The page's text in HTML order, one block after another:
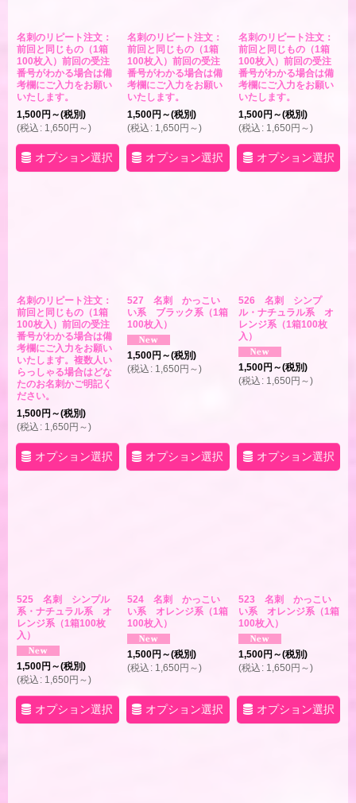
名刺のリピート注文：
前回と同じもの（1箱
100枚入）前回の受注
番号がわかる場合は備
考欄にご入力をお願い
いたします。
1,500円 ～(税別)
(税込 : 1,650円 ～)
オプション選択
名刺のリピート注文：
前回と同じもの（1箱
100枚入）前回の受注
番号がわかる場合は備
考欄にご入力をお願い
いたします。
1,500円 ～(税別)
(税込 : 1,650円 ～)
オプション選択
名刺のリピート注文：
前回と同じもの（1箱
100枚入）前回の受注
番号がわかる場合は備
考欄にご入力をお願い
いたします。
1,500円 ～(税別)
(税込 : 1,650円 ～)
オプション選択
名刺のリピート注文：
前回と同じもの（1箱
100枚入）前回の受注
番号がわかる場合は備
考欄にご入力をお願い
いたします。複数人い
らっしゃる場合はどな
たのお名刺かご明記く
ださい。
1,500円 ～(税別)
(税込 : 1,650円 ～)
オプション選択
527 名刺 かっこい
い系 ブラック系（1箱
100枚入）
1,500円 ～(税別)
(税込 : 1,650円 ～)
オプション選択
526 名刺 シンプ
ル・ナチュラル系 オ
レンジ系（1箱100枚
入）
1,500円 ～(税別)
(税込 : 1,650円 ～)
オプション選択
525 名刺 シンプル
系・ナチュラル系 オ
レンジ系（1箱100枚
入）
1,500円 ～(税別)
(税込 : 1,650円 ～)
オプション選択
524 名刺 かっこい
い系 オレンジ系（1箱
100枚入）
1,500円 ～(税別)
(税込 : 1,650円 ～)
オプション選択
523 名刺 かっこい
い系 オレンジ系（1箱
100枚入）
1,500円 ～(税別)
(税込 : 1,650円 ～)
オプション選択